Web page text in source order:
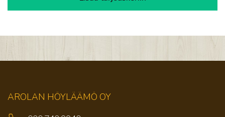
AROLAN HÖYLÄÄMÖ OY